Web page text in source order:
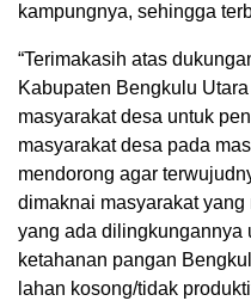
kampungnya, sehingga
“Terimakasih atas
Kabupaten Bengkulu
masyarakat desa untuk
masyarakat desa pada
mendorong agar
dimaknai masyarakat
yang ada dilingkungannya
ketahanan pangan
lahan kosong/tidak